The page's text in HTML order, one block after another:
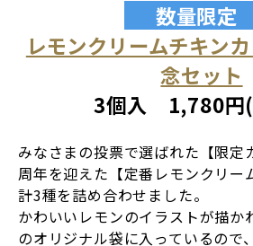
数量限
レモンクリームチキン
念セット
3個入 1,780円
みなさまの投票で選ばれた【限定
周年を迎えた【定番レモンクリー
計3種を詰め合わせました。
かわいいレモンのイラストが描か
のオリジナル袋に入っているので